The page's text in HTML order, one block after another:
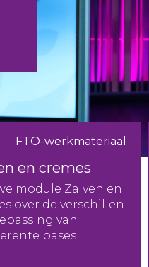
FTO-werkmateriaal
en cremes
module Zalven en
over de verschillen
van
bases.